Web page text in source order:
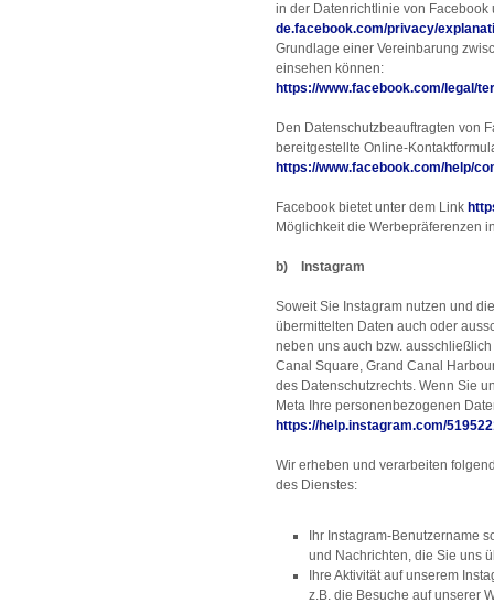
in der Datenrichtlinie von Facebook
de.facebook.com/privacy/
Grundlage einer Vereinbarung
einsehen können:
https://www.facebook.com/legal/
Den Datenschutzbeauftragten von
bereitgestellte Online-
https://www.facebook.com/help/
Facebook bietet unter dem Link
Möglichkeit die Werbepräferenzen
b) Instagram
Soweit Sie Instagram nutzen und
übermittelten Daten auch oder
neben uns auch bzw.
Canal Square, Grand Canal
des Datenschutzrechts. Wenn Sie
Meta Ihre personenbezogenen
https://help.instagram.com/
Wir erheben und verarbeiten
des Dienstes:
Ihr Instagram-Benutzername
und Nachrichten, die Sie uns
Ihre Aktivität auf unserem
z.B. die Besuche auf unserer